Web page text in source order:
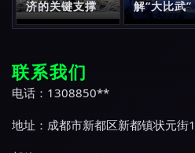
济的关键支撑
解“大比武”
联系我们
电话：1308850**
地址：成都市新都区新都镇状元街